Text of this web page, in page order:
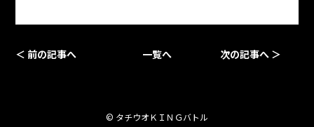
＜ 前の記事へ 一覧へ 次の記事へ ＞
© タチウオＫＩＮＧバトル